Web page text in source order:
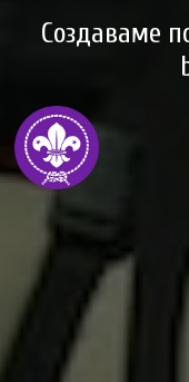
Создаваме